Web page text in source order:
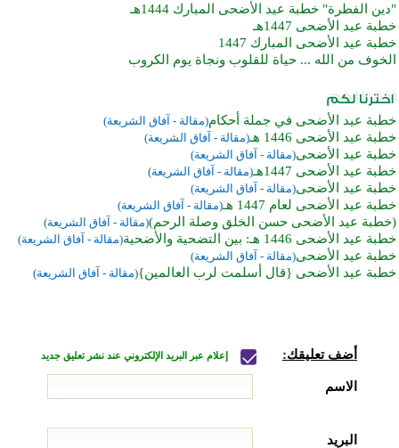
"دين الفطرة" خطبة عيد الأضحى المبارك 1444هـ
خطبة عيد الأضحى 1447هـ
خطبة عيد الأضحى المبارك 1447
الخوف من الله ... حياة للقلوب ونجاة يوم الكروب
خطبة عيد الأضحى في جملة أحكام(مقالة - آفاق الشريعة)
خطبة عيد الأضحى 1446 هـ (مقالة - آفاق الشريعة)
خطبة عيد الأضحى(مقالة - آفاق الشريعة)
خطبة عيد الأضحى 1447هـ (مقالة - آفاق الشريعة)
خطبة عيد الأضحى(مقالة - آفاق الشريعة)
خطبة عيد الأضحى لعام 1447 هـ (مقالة - آفاق الشريعة)
(خطبة عيد الأضحى حسن الخلق وصلة الرحم)(مقالة - آفاق الشريعة)
خطبة عيد الأضحى 1446 هـ: بين التضحية والأضحية (مقالة - آفاق الشريعة)
خطبة عيد الأضحى(مقالة - آفاق الشريعة)
خطبة عيد الأضحى {قال أسلمت لرب العالمين}(مقالة - آفاق الشريعة)
أضف تعليقك: إعلام عبر البريد الإلكتروني عند نشر تعليق جديد
الاسم
البريد